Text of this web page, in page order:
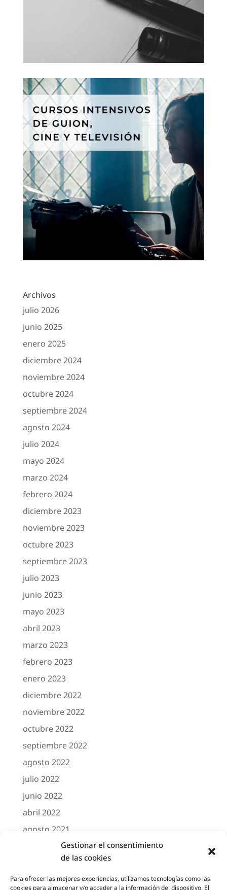
Gestionar el consentimiento
de las cookies
Para ofrecer las mejores experiencias, utilizamos tecnologías como las
cookies para almacenar y/o acceder a la información del dispositivo. El
Archivos
julio 2026
junio 2025
enero 2025
diciembre 2024
noviembre 2024
octubre 2024
septiembre 2024
agosto 2024
julio 2024
mayo 2024
marzo 2024
febrero 2024
diciembre 2023
noviembre 2023
octubre 2023
septiembre 2023
julio 2023
junio 2023
mayo 2023
abril 2023
marzo 2023
febrero 2023
enero 2023
diciembre 2022
noviembre 2022
octubre 2022
septiembre 2022
agosto 2022
julio 2022
junio 2022
abril 2022
agosto 2021
marzo 2021
febrero 2021
octubre 2020